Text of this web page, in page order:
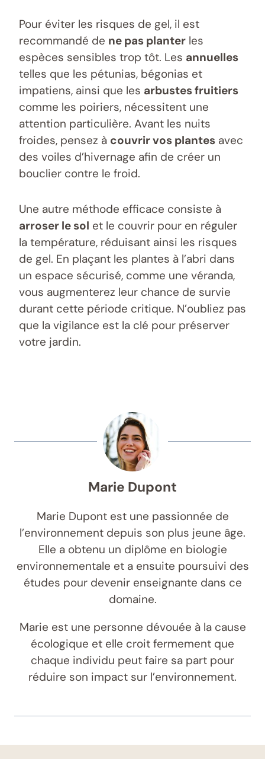
Pour éviter les risques de gel, il est
recommandé de ne pas planter les
espèces sensibles trop tôt. Les annuelles
telles que les pétunias, bégonias et
impatiens, ainsi que les arbustes fruitiers
comme les poiriers, nécessitent une
attention particulière. Avant les nuits
froides, pensez à couvrir vos plantes avec
des voiles d’hivernage afin de créer un
bouclier contre le froid.
Une autre méthode efficace consiste à
arroser le sol et le couvrir pour en réguler
la température, réduisant ainsi les risques
de gel. En plaçant les plantes à l’abri dans
un espace sécurisé, comme une véranda,
vous augmenterez leur chance de survie
durant cette période critique. N’oubliez pas
que la vigilance est la clé pour préserver
votre jardin.
Marie Dupont
Marie Dupont est une passionnée de
l’environnement depuis son plus jeune âge.
Elle a obtenu un diplôme en biologie
environnementale et a ensuite poursuivi des
études pour devenir enseignante dans ce
domaine.
Marie est une personne dévouée à la cause
écologique et elle croit fermement que
chaque individu peut faire sa part pour
réduire son impact sur l’environnement.